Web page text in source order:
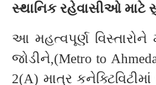
સ્થાનિક રહેવાસીઓ માટે
આ મહત્વપૂર્ણ વિસ્તારોને
જોડીને,(Metro to
2(A) માત્ર